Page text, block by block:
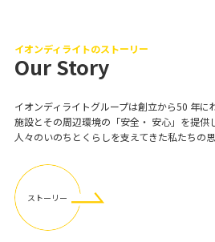
イオンディライトのストーリー
Our Story
イオンディライトグループは創立から50 年に
施設とその周辺環境の「安全・ 安心」を提供
人々のいのちとくらしを支えてきた私たちの
ストーリー